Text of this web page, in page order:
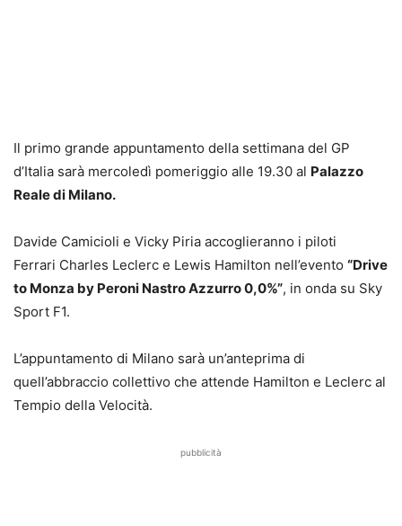
Il primo grande appuntamento della settimana del GP
d’Italia sarà mercoledì pomeriggio alle 19.30 al Palazzo
Reale di Milano.
Davide Camicioli e Vicky Piria accoglieranno i piloti
Ferrari Charles Leclerc e Lewis Hamilton nell’evento “Drive
to Monza by Peroni Nastro Azzurro 0,0%”, in onda su Sky
Sport F1.
L’appuntamento di Milano sarà un’anteprima di
quell’abbraccio collettivo che attende Hamilton e Leclerc al
Tempio della Velocità.
pubblicità